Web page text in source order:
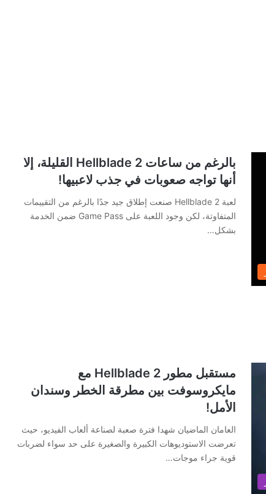
بالرغم من ساعات Hellblade 2 القليلة، إلا
أنها تواجه صعوبات في جذب لاعبيها!
لعبة Hellblade 2 صنعت إطلاق جيد جدًا بالرغم من التقييمات
المتفاوتة، لكن وجود اللعبة على Game Pass ضمن الخدمة
بشكل…
مستقبل مطور Hellblade 2 مع
مايكروسوفت بين مطرقة الخطر وسندان
الأمل!
العامان الماضيان شهدا فترة صعبة لصناعة ألعاب الفيديو، حيث
تعرضت الاستوديوهات الكبيرة والصغيرة على حد سواء لضربات
قوية جراء موجات…